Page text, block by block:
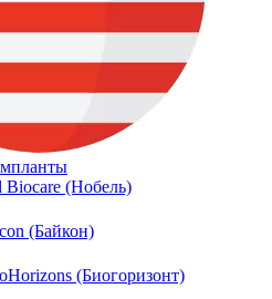
(Нобель)
(Байкон)
(Биогоризонт)